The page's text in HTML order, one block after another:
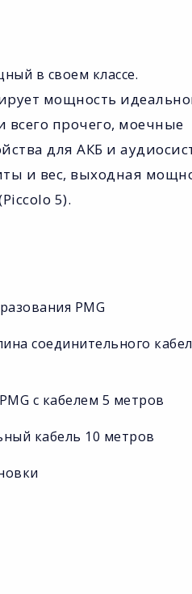
в своем классе.
мощность
всего прочего, моечные
для АКБ и
и вес, выходная
5).
PMG
соединительного
с кабелем 5 метров
кабель 10 метров